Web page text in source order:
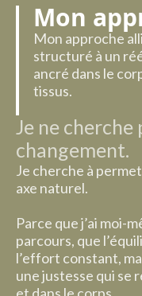
Mon
Mon approche
structuré à un
ancré dans le
tissus.
Je ne cherche
changement.
Je cherche à
axe naturel.
Parce que j’ai moi-
parcours, que
l’effort constant,
une justesse qui se